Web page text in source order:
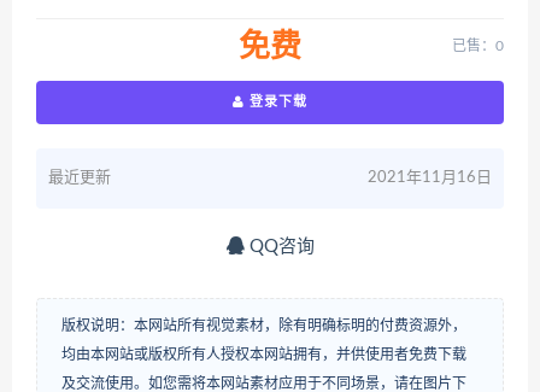
免费 已售：0
登录下载
最近更新 2021年11月16日
QQ咨询
版权说明：本网站所有视觉素材，除有明确标明的付费资源外，
均由本网站或版权所有人授权本网站拥有，并供使用者免费下载
及交流使用。如您需将本网站素材应用于不同场景，请在图片下